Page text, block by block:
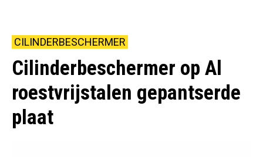
CILINDERBESCHERMER
Cilinderbeschermer op Al
roestvrijstalen gepantserde
plaat